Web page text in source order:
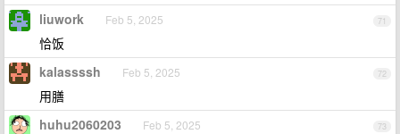
71
liuwork Feb 5, 2025
恰饭
72
kalassssh Feb 5, 2025
用膳
73
huhu2060203 Feb 5, 2025